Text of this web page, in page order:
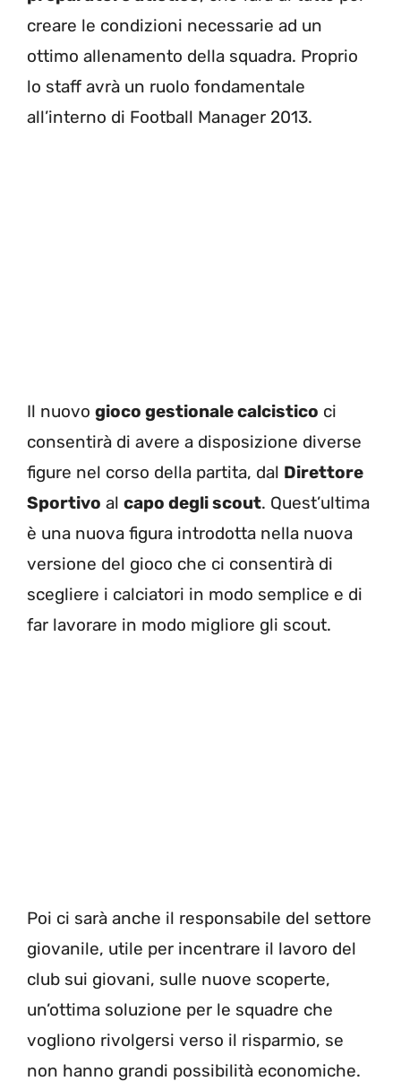
creare le condizioni necessarie ad un
ottimo allenamento della squadra. Proprio
lo staff avrà un ruolo fondamentale
all’interno di Football Manager 2013.
Il nuovo gioco gestionale calcistico ci
consentirà di avere a disposizione diverse
figure nel corso della partita, dal Direttore
Sportivo al capo degli scout. Quest’ultima
è una nuova figura introdotta nella nuova
versione del gioco che ci consentirà di
scegliere i calciatori in modo semplice e di
far lavorare in modo migliore gli scout.
Poi ci sarà anche il responsabile del settore
giovanile, utile per incentrare il lavoro del
club sui giovani, sulle nuove scoperte,
un’ottima soluzione per le squadre che
vogliono rivolgersi verso il risparmio, se
non hanno grandi possibilità economiche.